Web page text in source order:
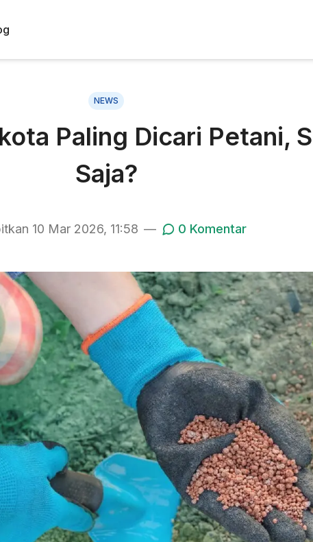
NEWS
Paling Dicari Petani,
Saja?
10 Mar 2026, 11:58 — 0 Komentar